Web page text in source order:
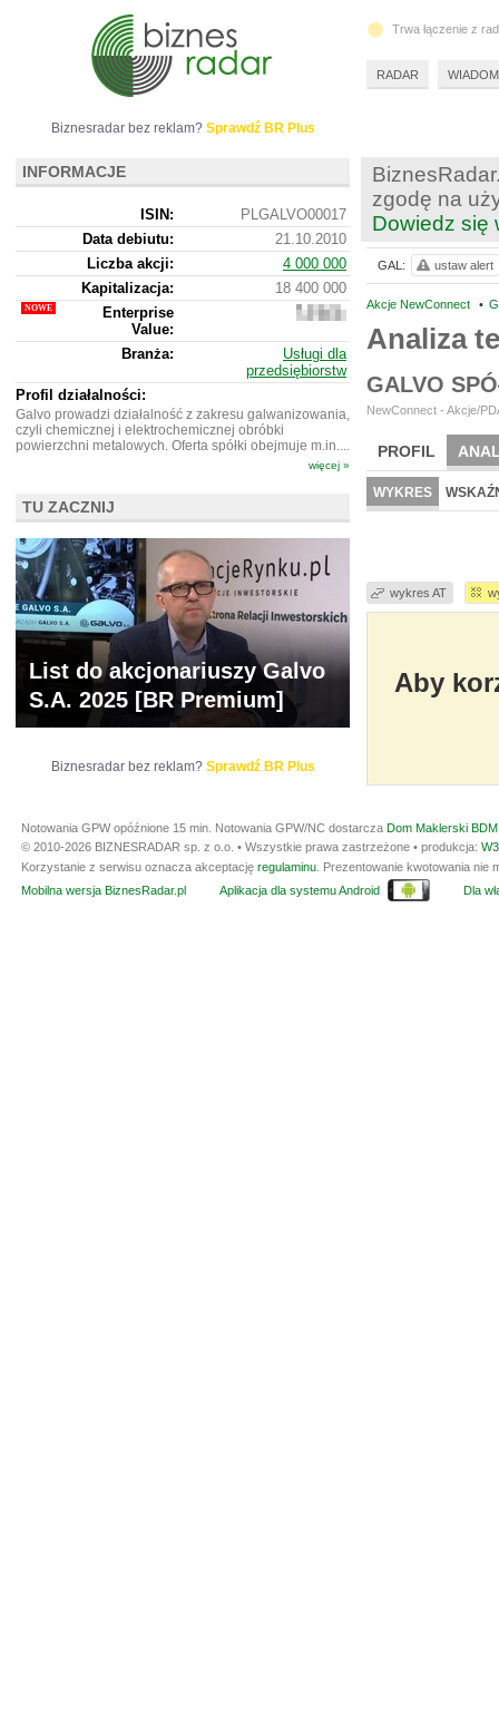
zgodę na
Dowiedz się
Akcje NewConnect •
Analiza
GALVO
NewConnect - Akcje/
PROFIL
BR LAB
WYKRES
wykres AT
Aby
GAL: ustaw alert
Biznesradar bez reklam? Sprawdź BR Plus
INFORMACJE
ISIN:
PLGALVO00017
Data debiutu:
21.10.2010
Liczba akcji:
4 000 000
Kapitalizacja:
18 400 000
Enterprise
Value:
20
000
Branża:
Usługi dla
przedsiębiorstw
Profil działalności:
Galvo prowadzi działalność z zakresu galwanizowania,
czyli chemicznej i elektrochemicznej obróbki
powierzchni metalowych. Oferta spółki obejmuje m.in....
więcej »
TU ZACZNIJ
List do akcjonariuszy Galvo
S.A. 2025 [BR Premium]
Biznesradar bez reklam? Sprawdź BR Plus
Trwa łączenie z
RADAR
Notowania GPW opóźnione 15 min. Notowania GPW/NC dostarcza Dom Maklerski
© 2010-2026 BIZNESRADAR sp. z o.o. • Wszystkie prawa zastrzeżone • produkcja:
Korzystanie z serwisu oznacza akceptację regulaminu . Prezentowanie kwotowania
Mobilna wersja BiznesRadar.pl
Aplikacja dla systemu Android Dla